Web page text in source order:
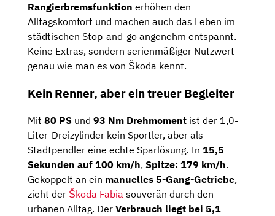
Rangierbremsfunktion erhöhen den
Alltagskomfort und machen auch das Leben im
städtischen Stop-and-go angenehm entspannt.
Keine Extras, sondern serienmäßiger Nutzwert –
genau wie man es von Škoda kennt.
Kein Renner, aber ein treuer Begleiter
Mit 80 PS und 93 Nm Drehmoment ist der 1,0-
Liter-Dreizylinder kein Sportler, aber als
Stadtpendler eine echte Sparlösung. In 15,5
Sekunden auf 100 km/h, Spitze: 179 km/h.
Gekoppelt an ein manuelles 5-Gang-Getriebe,
zieht der Škoda Fabia souverän durch den
urbanen Alltag. Der Verbrauch liegt bei 5,1